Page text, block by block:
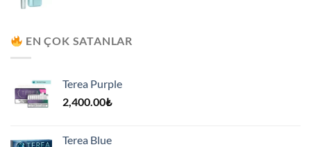
EN ÇOK SATANLAR
Terea Purple
2,400.00₺
Terea Blue